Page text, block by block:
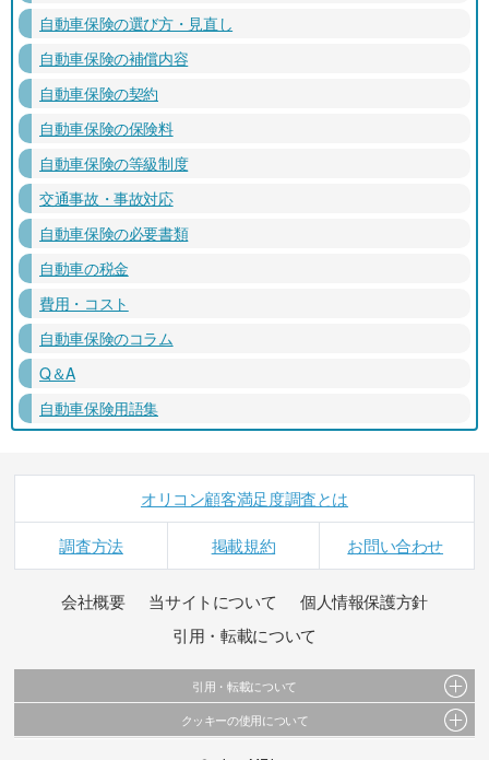
自動車保険の選び方・見直し
自動車保険の補償内容
自動車保険の契約
自動車保険の保険料
自動車保険の等級制度
交通事故・事故対応
自動車保険の必要書類
自動車の税金
費用・コスト
自動車保険のコラム
Q＆A
自動車保険用語集
オリコン顧客満足度調査とは
調査方法 掲載規約 お問い合わせ
会社概要 当サイトについて
個人情報保護方針
引用・転載について
引用・転載について
当サイトで公開されている情報（文字、写真、イラスト、画像データ等）及びこれらの配
クッキーの使用について